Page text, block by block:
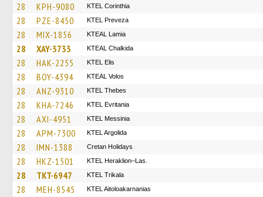
28 KPH-9080 KTEL Corinthia
28 PZE-8450 KTEL Preveza
28 MIX-1856 KTEAL Lamia
28 XAY-3733 KTEAL Chalkida
28 HAK-2255 KTEL Elis
28 BOY-4394 KTEAL Volos
28 ANZ-9310 KTEL Thebes
28 KHA-7246 ΚΤΕL Evritania
28 AXI-4951 KTEL Messinia
28 APM-7300 KTEL Argolida
28 IMN-1388 Cretan Holidays
28 HKZ-1501 KTEL Heraklion–Las.
28 TKT-6947 ΚΤΕL Τrikala
28 MEH-8545 KTEL Aitoloakarnanias